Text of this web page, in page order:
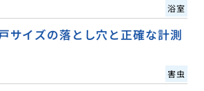
浴室
サイズの落とし穴と正確な計測
害虫